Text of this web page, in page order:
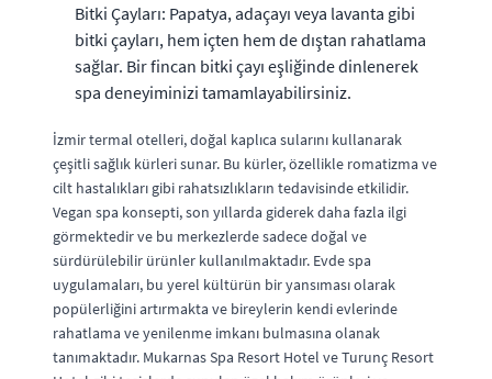
Bitki Çayları: Papatya, adaçayı veya lavanta gibi
bitki çayları, hem içten hem de dıştan rahatlama
sağlar. Bir fincan bitki çayı eşliğinde dinlenerek
spa deneyiminizi tamamlayabilirsiniz.
İzmir termal otelleri, doğal kaplıca sularını kullanarak
çeşitli sağlık kürleri sunar. Bu kürler, özellikle romatizma ve
cilt hastalıkları gibi rahatsızlıkların tedavisinde etkilidir.
Vegan spa konsepti, son yıllarda giderek daha fazla ilgi
görmektedir ve bu merkezlerde sadece doğal ve
sürdürülebilir ürünler kullanılmaktadır. Evde spa
uygulamaları, bu yerel kültürün bir yansıması olarak
popülerliğini artırmakta ve bireylerin kendi evlerinde
rahatlama ve yenilenme imkanı bulmasına olanak
tanımaktadır. Mukarnas Spa Resort Hotel ve Turunç Resort